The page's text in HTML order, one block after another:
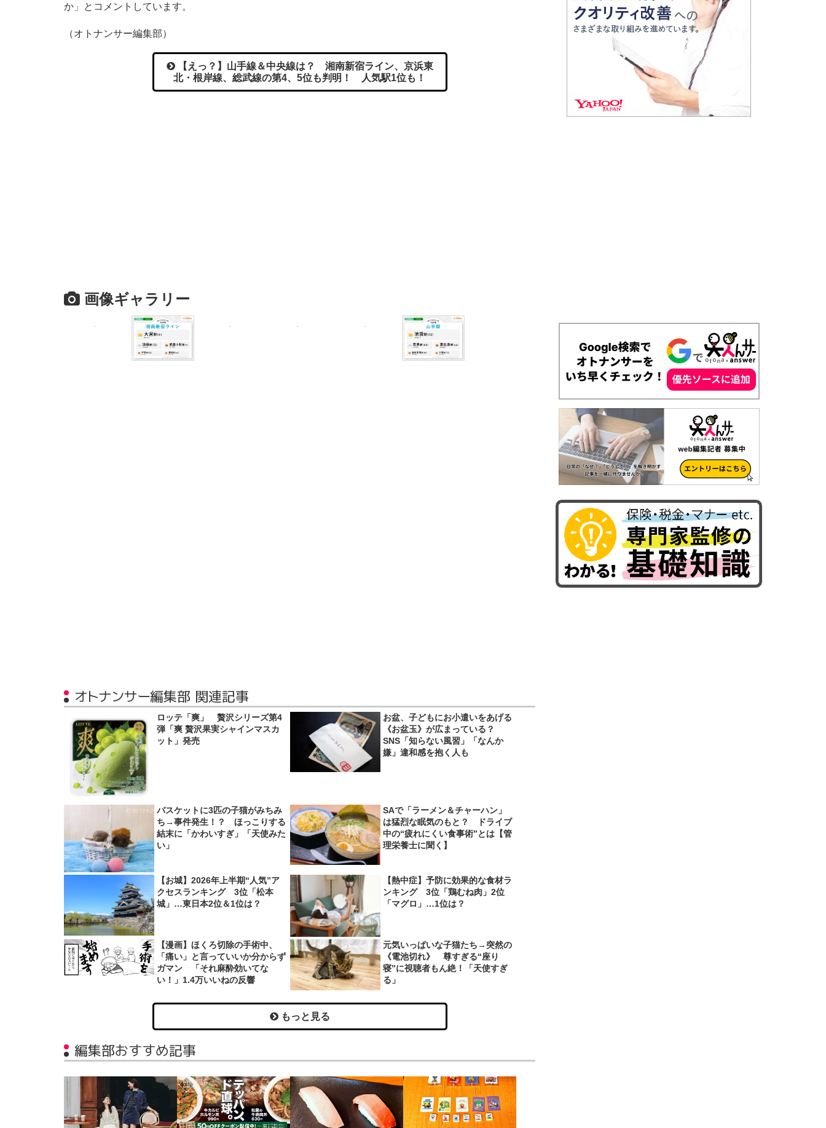
か」とコメントしています。
（オトナンサー編集部）
【えっ？】山手線＆中央線は？ 湘南新宿ライン、京浜東
北・根岸線、総武線の第4、5位も判明！ 人気駅1位も！
画像ギャラリー
オトナンサー編集部 関連記事
ロッテ「爽」 贅沢シリーズ第4
弾「爽 贅沢果実シャインマスカ
ット」発売
お盆、子どもにお小遣いをあげる
《お盆玉》が広まっている？
SNS「知らない風習」「なんか
嫌」違和感を抱く人も
バスケットに3匹の子猫がみちみ
ち→事件発生！？ ほっこりする
結末に「かわいすぎ」「天使みた
い」
SAで「ラーメン＆チャーハン」
は猛烈な眠気のもと？ ドライブ
中の“疲れにくい食事術”とは【管
理栄養士に聞く】
【お城】2026年上半期“人気”ア
クセスランキング 3位「松本
城」…東日本2位＆1位は？
【熱中症】予防に効果的な食材ラ
ンキング 3位「鶏むね肉」2位
「マグロ」…1位は？
【漫画】ほくろ切除の手術中、
「痛い」と言っていいか分からず
ガマン 「それ麻酔効いてな
い！」1.4万いいねの反響
元気いっぱいな子猫たち→突然の
《電池切れ》 尊すぎる“座り
寝”に視聴者もん絶！「天使すぎ
る」
もっと見る
編集部おすすめ記事